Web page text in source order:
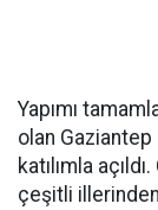
Yapımı
olan
katılımla
çeşitli illerinden